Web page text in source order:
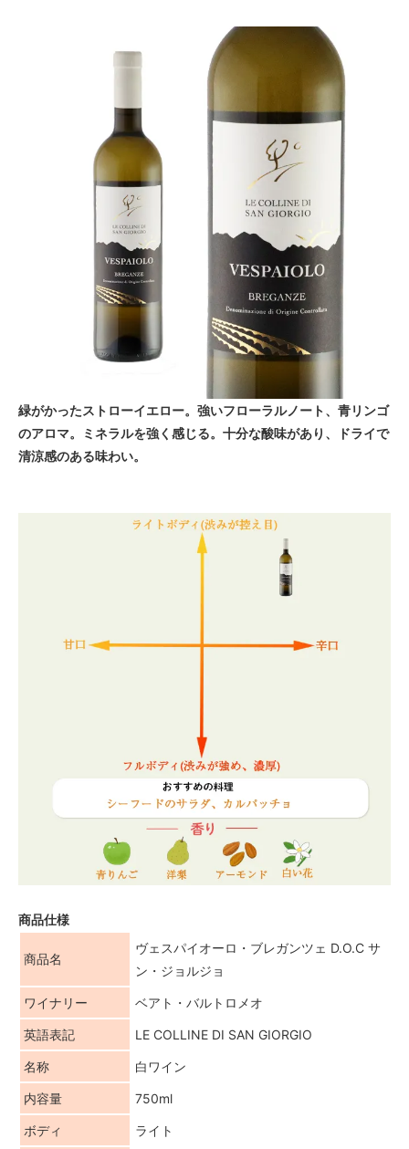
緑がかったストローイエロー。強いフローラルノート、青リンゴ
のアロマ。ミネラルを強く感じる。十分な酸味があり、ドライで
清涼感のある味わい。
商品仕様
商品名
ヴェスパイオーロ・ブレガンツェ D.O.C サ
ン・ジョルジョ
ワイナリー ベアト・バルトロメオ
英語表記 LE COLLINE DI SAN GIORGIO
名称 白ワイン
内容量 750ml
ボディ ライト